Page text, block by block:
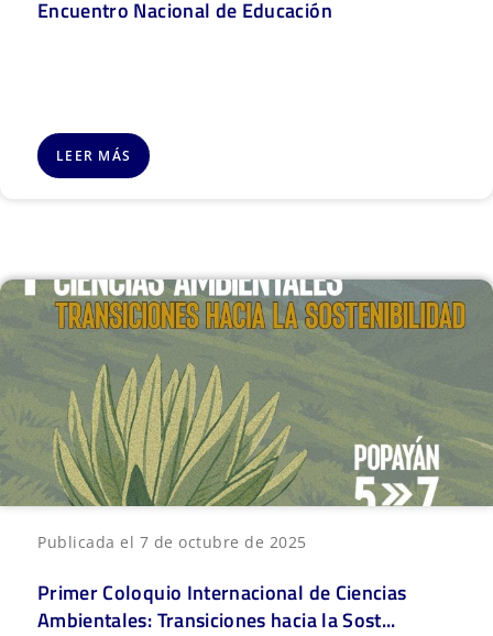
Encuentro Nacional de Educación
LEER MÁS
Publicada el 7 de octubre de 2025
Primer Coloquio Internacional de Ciencias
Ambientales: Transiciones hacia la Sost...